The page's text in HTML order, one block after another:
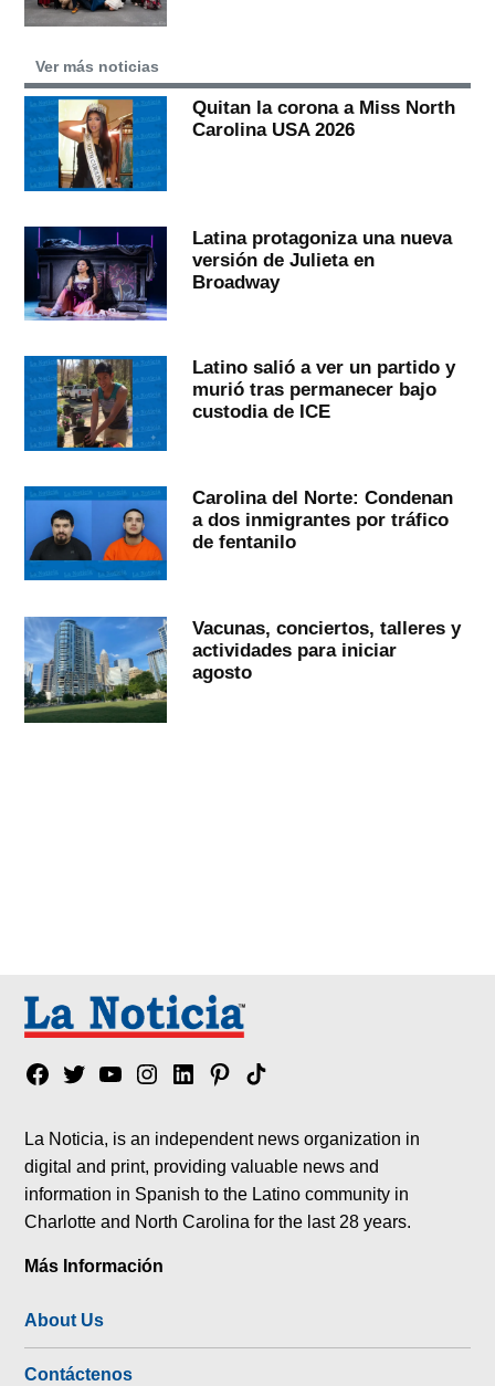
Ver más noticias
Quitan la corona a Miss North
Carolina USA 2026
Latina protagoniza una nueva
versión de Julieta en
Broadway
Latino salió a ver un partido y
murió tras permanecer bajo
custodia de ICE
Carolina del Norte: Condenan
a dos inmigrantes por tráfico
de fentanilo
Vacunas, conciertos, talleres y
actividades para iniciar
agosto
Facebook
TwitterYouTubeInstagram
LinkedinPinterest
Tik
La Noticia, is an independent news organization in
digital and print, providing valuable news and
information in Spanish to the Latino community in
Charlotte and North Carolina for the last 28 years.
Más Información
About Us
Contáctenos